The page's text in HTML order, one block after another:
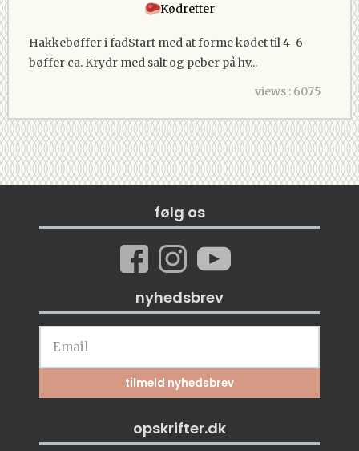
Kødretter
Hakkebøffer i fadStart med at forme kødet til 4-6
bøffer ca. Krydr med salt og peber på hv...
views : 6075
følg os
nyhedsbrev
opskrifter.dk